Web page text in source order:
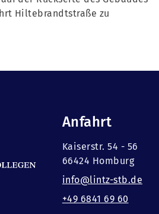
Hiltebrandtstraße zu
Anfahrt
Kaiserstr. 54 - 56
66424 Homburg
info@lintz-stb.de
+49 6841 69 60